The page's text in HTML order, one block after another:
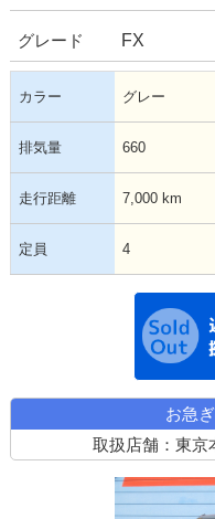
グレード FX
カラー グレー
排気量 660
走行距離 7,000 km
定員 4
お急
取扱店舗：東京